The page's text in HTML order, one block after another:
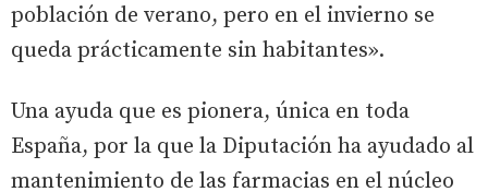
población de verano, pero en el invierno se
queda prácticamente sin habitantes».
Una ayuda que es pionera, única en toda
España, por la que la Diputación ha ayudado al
mantenimiento de las farmacias en el núcleo